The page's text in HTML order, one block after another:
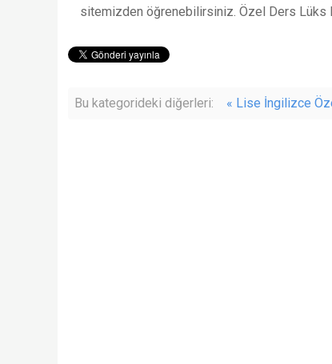
sitemizden öğrenebilirsiniz. Özel Ders Lüks
Bu kategorideki diğerleri: « Lise İngilizce